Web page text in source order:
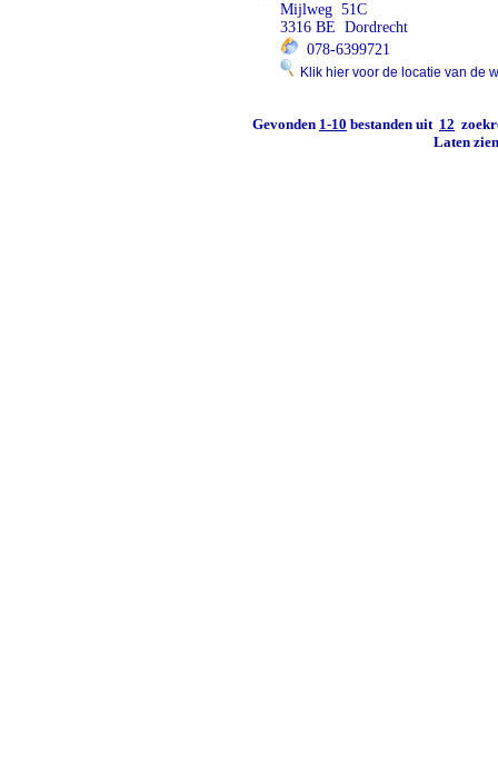
Mijlweg 51C
3316 BE Dordrecht
078-6399721
Klik hier voor de locatie van de
Gevonden 1-10 bestanden uit 12
Laten